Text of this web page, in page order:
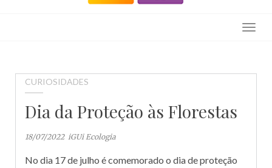
CURIOSIDADES
Dia da Proteção às Florestas
18/07/2022 iGUi Ecologia
No dia 17 de julho é comemorado o dia de proteção